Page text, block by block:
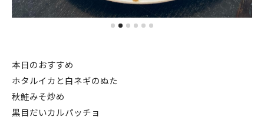
本日のおすすめ
ホタルイカと白ネギのぬた
秋鮭みそ炒め
黒目だいカルパッチョ